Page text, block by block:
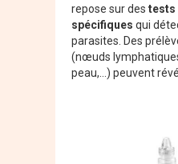
repose sur des tests
spécifiques qui
parasites. Des
(nœuds
peau,…) peuvent